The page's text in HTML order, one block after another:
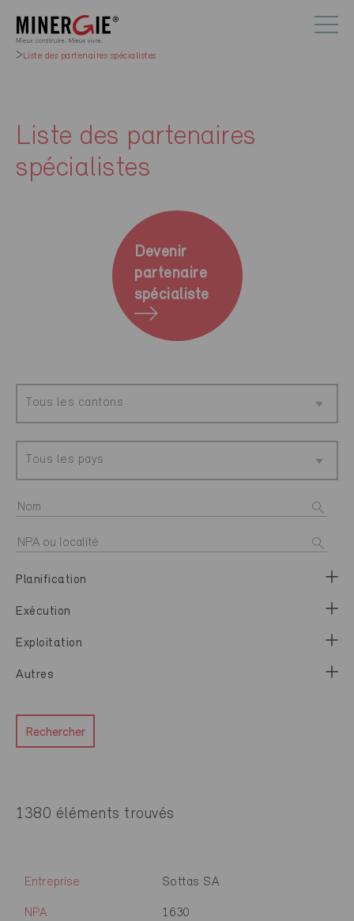
Liste des partenaires spécialistes
Liste des partenaires
spécialistes
Devenir
partenaire
spécialiste
Tous les cantons
Tous les pays
Planification
Exécution
Exploitation
Autres
Rechercher
1380 éléments trouvés
Entreprise Sottas SA
NPA 1630